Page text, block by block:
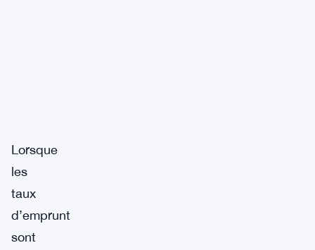
Lorsque
les
taux
d’emprunt
sont